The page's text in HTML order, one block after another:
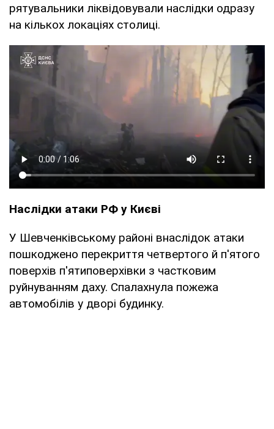
рятувальники ліквідовували наслідки одразу
на кількох локаціях столиці.
Наслідки атаки РФ у Києві
У Шевченківському районі внаслідок атаки
пошкоджено перекриття четвертого й п'ятого
поверхів п'ятиповерхівки з частковим
руйнуванням даху. Спалахнула пожежа
автомобілів у дворі будинку.